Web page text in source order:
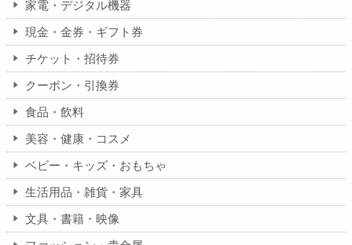
家電・デジタル機器
現金・金券・ギフト券
チケット・招待券
クーポン・引換券
食品・飲料
美容・健康・コスメ
ベビー・キッズ・おもちゃ
生活用品・雑貨・家具
文具・書籍・映像